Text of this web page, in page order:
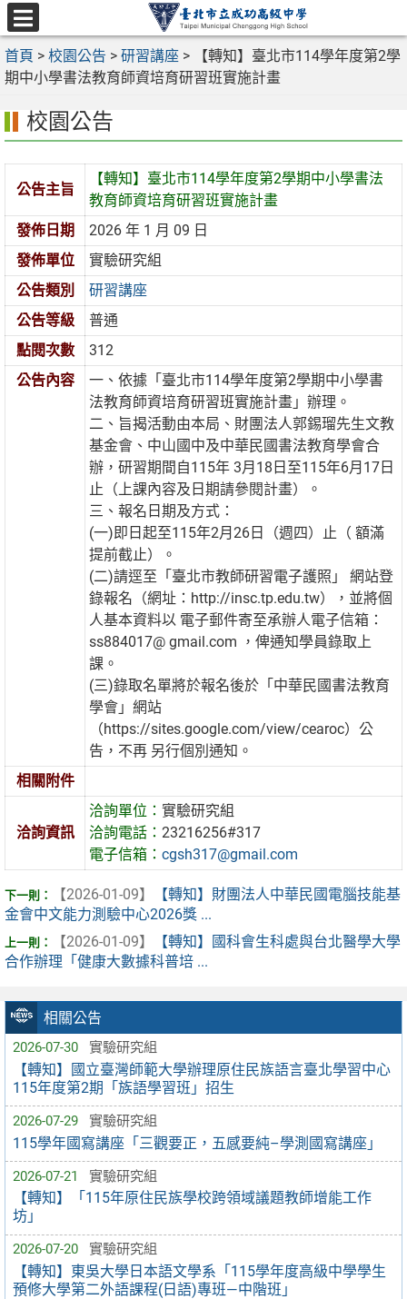
跳
至
主
要
區
選
單
首頁 > 校園公告 > 研習講座 >
【轉知】臺北市114學年度第2學
期中小學書法教育師資培育研習班實施計畫
相關公告
2026-07-30 實驗研究組
【轉知】國立臺灣師範大學辦理原住民族語言臺北學習中心
115年度第2期「族語學習班」招生
2026-07-29 實驗研究組
115學年國寫講座「三觀要正，五感要純–學測國寫講座」
2026-07-21 實驗研究組
【轉知】「115年原住民族學校跨領域議題教師增能工作
坊」
2026-07-20 實驗研究組
【轉知】東吳大學日本語文學系「115學年度高級中學學生
預修大學第二外語課程(日語)專班—中階班」
校園公告
公告主旨
【轉知】臺北市114學年度第2學期中小學書法
教育師資培育研習班實施計畫
發佈日期
2026 年 1 月 09 日
發佈單位
實驗研究組
公告類別
研習講座
公告等級
普通
點閱次數
312
公告內容
一、依據「臺北市114學年度第2學期中小學書
法教育師資培育研習班實施計畫」辦理。
二、旨揭活動由本局、財團法人郭錫瑠先生文教
基金會、中山國中及中華民國書法教育學會合
辦，研習期間自115年 3月18日至115年6月17日
止（上課內容及日期請參閱計畫）。
三、報名日期及方式：
(一)即日起至115年2月26日（週四）止（ 額滿
提前截止）。
(二)請逕至「臺北市教師研習電子護照」 網站登
錄報名（網址：http://insc.tp.edu.tw），並將個
人基本資料以 電子郵件寄至承辦人電子信箱：
ss884017@ gmail.com ，俾通知學員錄取上
課。
(三)錄取名單將於報名後於「中華民國書法教育
學會」網站
（https://sites.google.com/view/cearoc）公
告，不再 另行個別通知。
相關附件
洽詢資訊
洽詢單位：實驗研究組
洽詢電話：23216256#317
電子信箱：cgsh317@gmail.com
【2026-01-09】
【轉知】財團法人中華民國電腦技能基
金會中文能力測驗中心2026獎 ...
【2026-01-09】
【轉知】國科會生科處與台北醫學大學
合作辦理「健康大數據科普培 ...